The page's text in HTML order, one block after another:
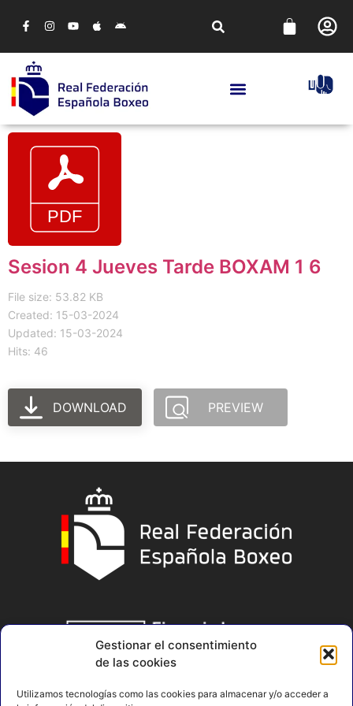
Gestionar el consentimiento
de las cookies
Utilizamos tecnologías como las cookies para almacenar y/o acceder a
Sesion 4 Jueves Tarde BOXAM 1 6
File size: 53.82 KB
Created: 15-03-2024
Updated: 15-03-2024
Hits: 46
DOWNLOAD PREVIEW